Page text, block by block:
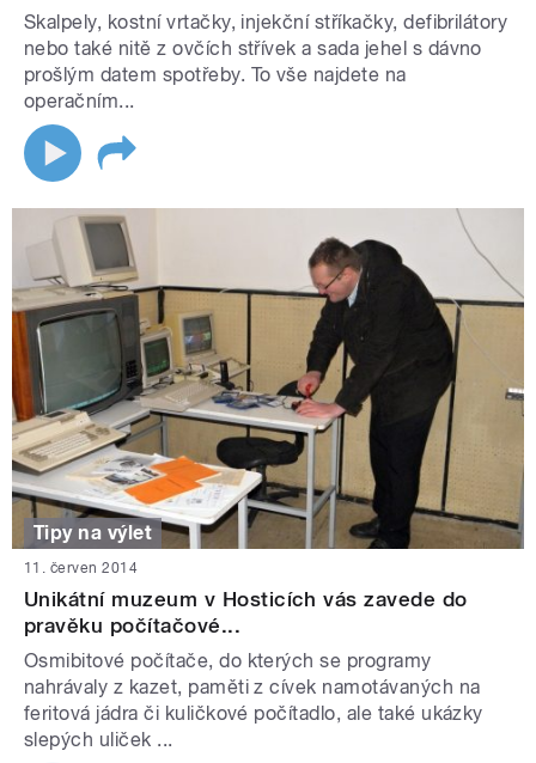
Skalpely, kostní vrtačky, injekční stříkačky, defibrilátory
nebo také nitě z ovčích střívek a sada jehel s dávno
prošlým datem spotřeby. To vše najdete na
operačním...
Tipy na výlet
11. červen 2014
Unikátní muzeum v Hosticích vás zavede do
pravěku počítačové...
Osmibitové počítače, do kterých se programy
nahrávaly z kazet, paměti z cívek namotávaných na
feritová jádra či kuličkové počítadlo, ale také ukázky
slepých uliček ...